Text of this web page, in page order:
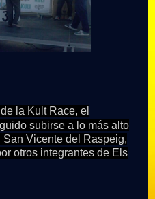
la Kult Race, el
subirse a lo más alto
Vicente del Raspeig,
otros integrantes de Els